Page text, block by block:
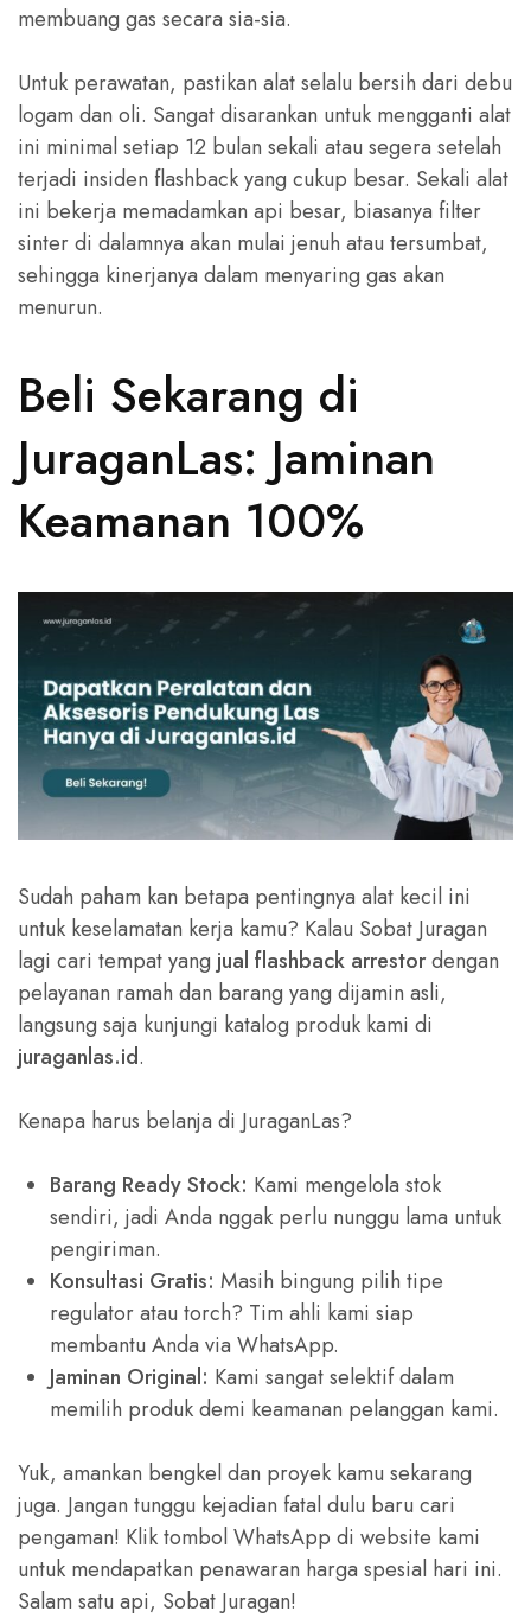
membuang gas secara sia-sia.
Untuk perawatan, pastikan alat selalu bersih dari debu
logam dan oli. Sangat disarankan untuk mengganti alat
ini minimal setiap 12 bulan sekali atau segera setelah
terjadi insiden flashback yang cukup besar. Sekali alat
ini bekerja memadamkan api besar, biasanya filter
sinter di dalamnya akan mulai jenuh atau tersumbat,
sehingga kinerjanya dalam menyaring gas akan
menurun.
Beli Sekarang di
JuraganLas: Jaminan
Keamanan 100%
Sudah paham kan betapa pentingnya alat kecil ini
untuk keselamatan kerja kamu? Kalau Sobat Juragan
lagi cari tempat yang jual flashback arrestordengan
pelayanan ramah dan barang yang dijamin asli,
langsung saja kunjungi katalog produk kami di
juraganlas.id.
Kenapa harus belanja di JuraganLas?
Barang Ready Stock: Kami mengelola stok
sendiri, jadi Anda nggak perlu nunggu lama untuk
pengiriman.
Konsultasi Gratis: Masih bingung pilih tipe
regulator atau torch? Tim ahli kami siap
membantu Anda via WhatsApp.
Jaminan Original: Kami sangat selektif dalam
memilih produk demi keamanan pelanggan kami.
Yuk, amankan bengkel dan proyek kamu sekarang
juga. Jangan tunggu kejadian fatal dulu baru cari
pengaman! Klik tombol WhatsApp di website kami
untuk mendapatkan penawaran harga spesial hari ini.
Salam satu api, Sobat Juragan!